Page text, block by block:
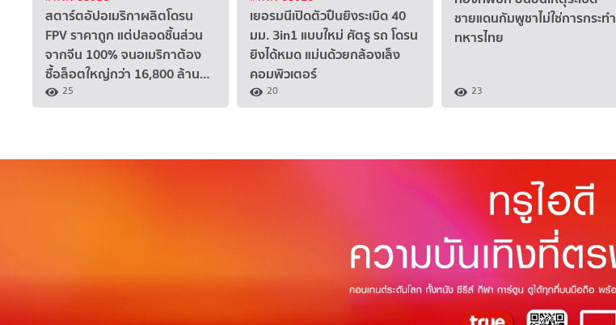
สตาร์ตอัปอเมริกาผลิตโดรน
FPV ราคาถูก แต่ปลอดชิ้นส่วน
จากจีน 100% จนอเมริกาต้อง
ซื้อล็อตใหญ่กว่า 16,800 ล้าน…
25
เยอรมนีเปิดตัวปืนยิงระเบิด 40
มม. 3in1 แบบใหม่ ศัตรู รถ โดรน
ยิงได้หมด แม่นด้วยกล้องเล็ง
คอมพิวเตอร์
20
ชายแดนกัมพูชาไม่ใช่การกระทำ
ทหารไทย
23